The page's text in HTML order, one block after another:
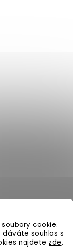
cookie.
souhlas s
najdete zde.
vyhrazena.